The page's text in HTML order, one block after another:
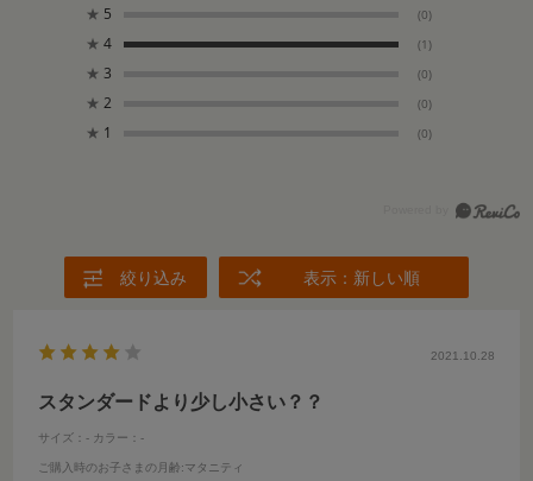
★ 5 (0)
★ 4 (1)
★ 3 (0)
★ 2 (0)
★ 1 (0)
絞り込み 表示：新しい順
2021.10.28
スタンダードより少し小さい？？
サイズ：- カラー：-
ご購入時のお子さまの月齢:マタニティ